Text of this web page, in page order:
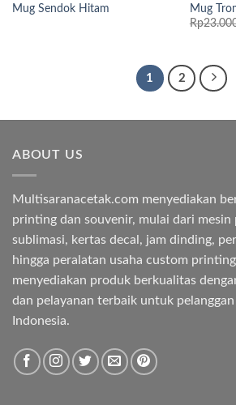
Mug Sendok Hitam
Mug
Rp
1 2
ABOUT US
Multisaranacetak.com menyediakan
printing dan souvenir, mulai dari mesin
sublimasi, kertas decal, jam dinding,
hingga peralatan usaha custom
menyediakan produk berkualitas
dan pelayanan terbaik untuk
Indonesia.